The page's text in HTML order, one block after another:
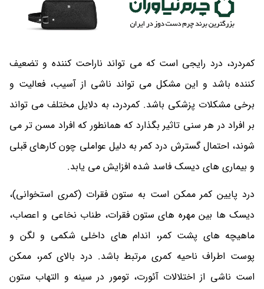
کمردرد، درد رایجی است که می تواند ناراحت کننده و تضعیف
کننده باشد و این مشکل می تواند ناشی از آسیب، فعالیت و
برخی مشکلات پزشکی باشد. کمردرد، به دلایل مختلف می تواند
بر افراد در هر سنی تاثیر بگذارد که همانطور که افراد مسن تر می
شوند، احتمال گسترش درد کمر به دلیل عواملی چون کارهای قبلی
و بیماری های دیسک فاسد شده افزایش می یابد.
درد پایین کمر ممکن است به ستون فقرات (کمری استخوانی)،
دیسک ها بین مهره های ستون فقرات، طناب نخاعی و اعصاب،
ماهیچه های پشت کمر، اندام های داخلی شکمی و لگن و
پوست اطراف ناحیه کمری مرتبط باشد. درد بالای کمر، ممکن
است ناشی از اختلالات آئورت، تومور در سینه و التهاب ستون